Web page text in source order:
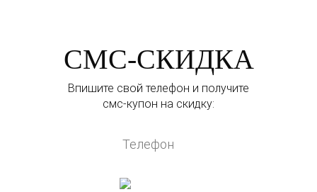
СМС-СКИДКА
Впишите свой телефон и получите
смс-купон на скидку: